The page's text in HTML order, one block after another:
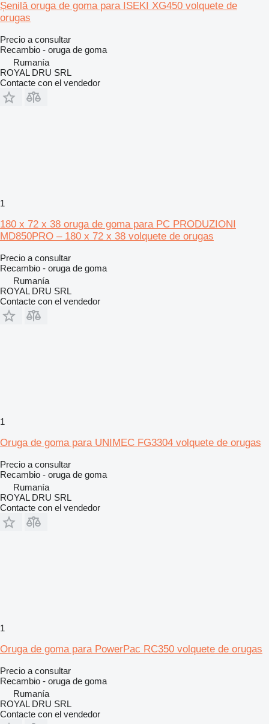
Șenilă oruga de goma para ISEKI XG450 volquete de
orugas
Precio a consultar
Recambio - oruga de goma
Rumanía
ROYAL DRU SRL
Contacte con el vendedor
1
180 x 72 x 38 oruga de goma para PC PRODUZIONI
MD850PRO – 180 x 72 x 38 volquete de orugas
Precio a consultar
Recambio - oruga de goma
Rumanía
ROYAL DRU SRL
Contacte con el vendedor
1
Oruga de goma para UNIMEC FG3304 volquete de orugas
Precio a consultar
Recambio - oruga de goma
Rumanía
ROYAL DRU SRL
Contacte con el vendedor
1
Oruga de goma para PowerPac RC350 volquete de orugas
Precio a consultar
Recambio - oruga de goma
Rumanía
ROYAL DRU SRL
Contacte con el vendedor